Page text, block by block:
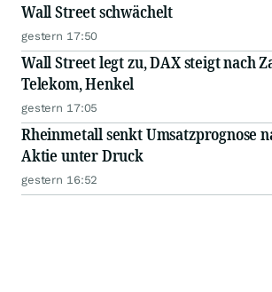
Wall Street schwächelt
gestern 17:50
Wall Street legt zu, DAX steigt nach
Telekom, Henkel
gestern 17:05
Rheinmetall senkt Umsatzprognose
Aktie unter Druck
gestern 16:52